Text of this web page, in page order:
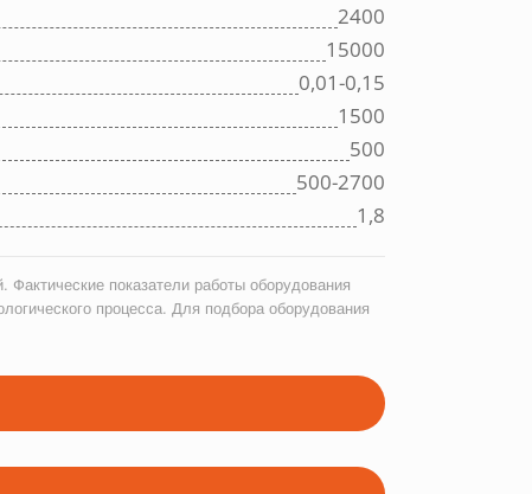
2400
15000
0,01-0,15
1500
500
500-2700
1,8
показатели работы оборудования
процесса. Для подбора оборудования